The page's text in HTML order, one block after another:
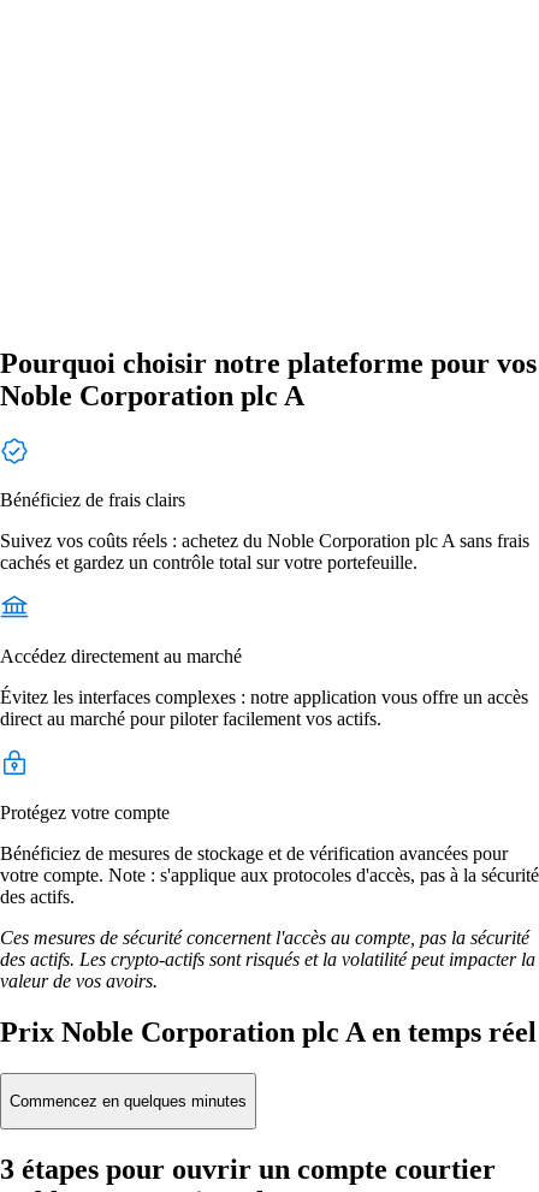
Pourquoi choisir notre plateforme pour vos
Noble Corporation plc A
Bénéficiez de frais clairs
Suivez vos coûts réels : achetez du Noble Corporation plc A sans frais
cachés et gardez un contrôle total sur votre portefeuille.
Accédez directement au marché
Évitez les interfaces complexes : notre application vous offre un accès
direct au marché pour piloter facilement vos actifs.
Protégez votre compte
Bénéficiez de mesures de stockage et de vérification avancées pour
votre compte. Note : s'applique aux protocoles d'accès, pas à la sécurité
des actifs.
Ces mesures de sécurité concernent l'accès au compte, pas la sécurité
des actifs. Les crypto-actifs sont risqués et la volatilité peut impacter la
valeur de vos avoirs.
Prix Noble Corporation plc A en temps réel
Commencez en quelques minutes
3 étapes pour ouvrir un compte courtier